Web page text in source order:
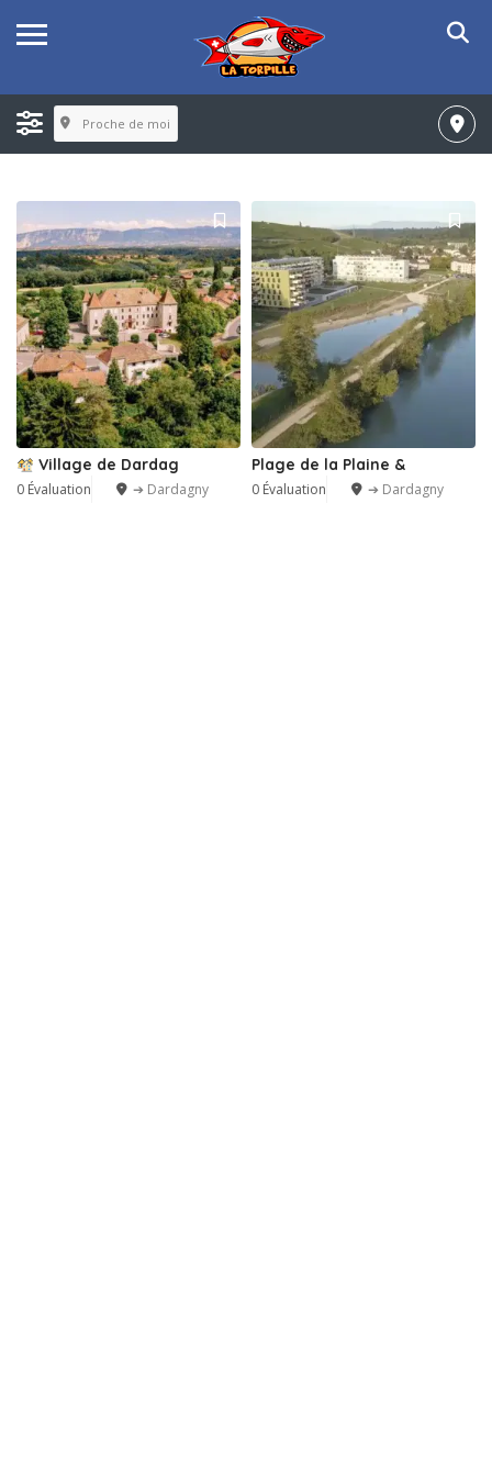
Proche de moi
Village de Dardag
0 Évaluation ➔ Dardagny
Plage de la Plaine &
0 Évaluation ➔ Dardagny